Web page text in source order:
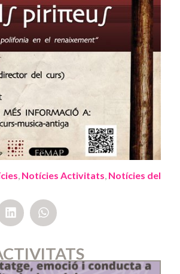
, Notícies Activitats, Notícies del